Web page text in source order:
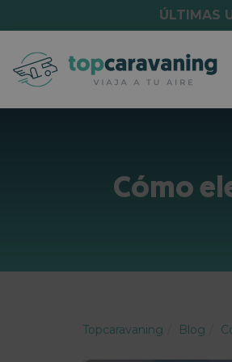
ÚLTIMAS
Cómo
Topcaravaning Blog